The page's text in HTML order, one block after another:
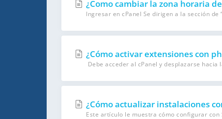
¿Como cambiar la zona horaria
Ingresar en cPanel Se dirigen a la sección de
¿Cómo activar extensiones con
Debe acceder al cPanel y desplazarse
¿Cómo actualizar instalaciones
Este artículo le muestra cómo configurar